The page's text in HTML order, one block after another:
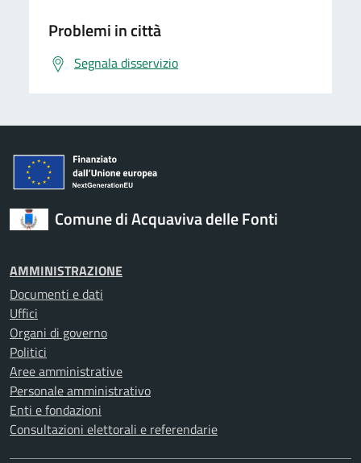
Problemi in città
Segnala disservizio
Comune di Acquaviva delle Fonti
AMMINISTRAZIONE
Documenti e dati
Uffici
Organi di governo
Politici
Aree amministrative
Personale amministrativo
Enti e fondazioni
Consultazioni elettorali e referendarie